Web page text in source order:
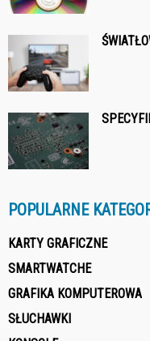
POPULARNE
KARTY GRAFICZNE
SMARTWATCHE
GRAFIKA KOMPUTEROWA
SŁUCHAWKI